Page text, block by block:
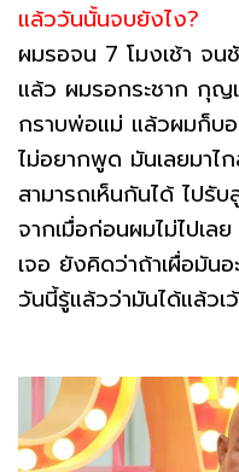
แล้ววันนั้นจบยังไง?
ผมรอจน 7 โมงเช้า จ
แล้ว ผมรอกระชาก กุญ
กราบพ่อแม่ แล้วผมก็บ
ไม่อยากพูด มันเลยมาไ
สามารถเห็นกันได้ ไปรั
จากเมื่อก่อนผมไม่ไปเล
เจอ ยังคิดว่าถ้าเผื่อมัน
วันนี้รู้แล้วว่ามันได้แล้วเ